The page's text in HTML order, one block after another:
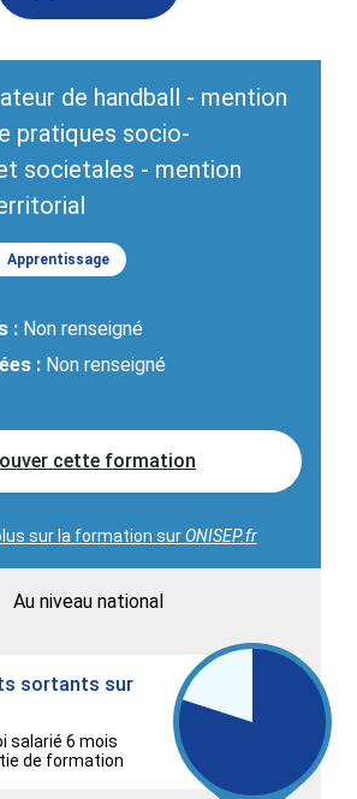
de handball - mention
pratiques socio-
societales - mention
Apprentissage
: Non renseigné
: Non renseigné
cette formation
sur la formation surONISEP.fr
Au niveau national
sortants sur
salarié 6 mois
de formation